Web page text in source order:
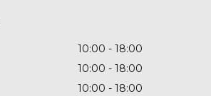
10:00
18:00
10:00
18:00
10:00
18:00